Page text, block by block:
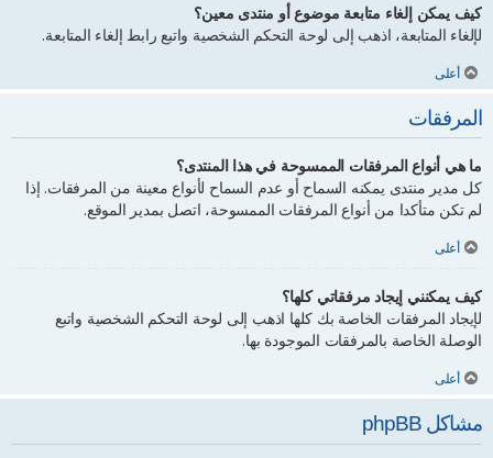
كيف يمكن إلغاء متابعة موضوع أو منتدى معين؟
لإلغاء المتابعة، اذهب إلى لوحة التحكم الشخصية واتبع رابط إلغاء المتابعة.
أعلى
المرفقات
ما هي أنواع المرفقات الممسوحة في هذا المنتدى؟
كل مدير منتدى يمكنه السماح أو عدم السماح لأنواع معينة من المرفقات. إذا
لم تكن متأكدا من أنواع المرفقات الممسوحة، اتصل بمدير الموقع.
أعلى
كيف يمكنني إيجاد مرفقاتي كلها؟
لإيجاد المرفقات الخاصة بك كلها اذهب إلى لوحة التحكم الشخصية واتبع
الوصلة الخاصة بالمرفقات الموجودة بها.
أعلى
مشاكل phpBB